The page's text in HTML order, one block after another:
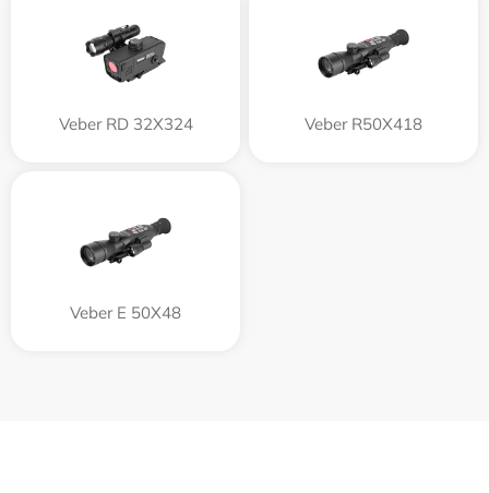
Veber RD 32X324 Veber R50X418
Veber E 50X48